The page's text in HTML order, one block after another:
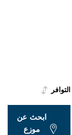
التوافر
ابحث عن
موزع